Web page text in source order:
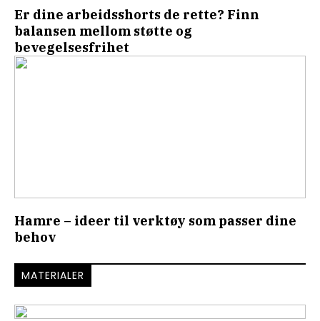
Er dine arbeidsshorts de rette? Finn
balansen mellom støtte og
bevegelsesfrihet
Hamre – ideer til verktøy som passer dine
behov
MATERIALER